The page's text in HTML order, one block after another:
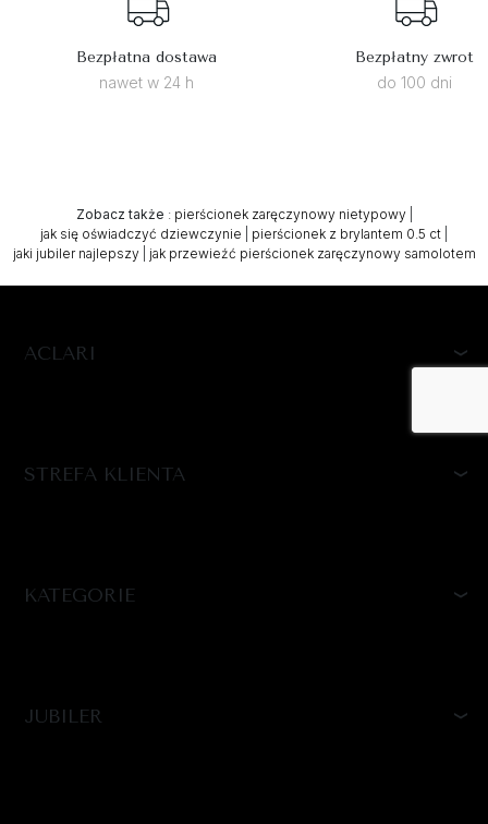
Bezpłatna dostawa
nawet w 24 h
Bezpłatny zwrot
do 100 dni
Zobacz także : pierścionek zaręczynowy nietypowy|
jak się oświadczyć dziewczynie
pierścionek z brylantem 0.5 ct
jaki jubiler najlepszy| jak przewieźć pierścionek zaręczynowy samolotem
ACLARI
STREFA KLIENTA
KATEGORIE
JUBILER